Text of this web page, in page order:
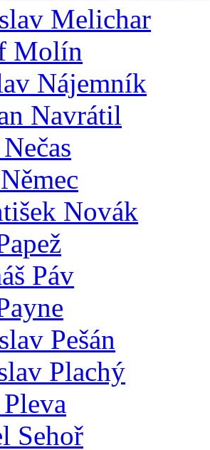
Melichar
Molín
Nájemník
Navrátil
Novák
Páv
Pešán
Plachý
Sehoř